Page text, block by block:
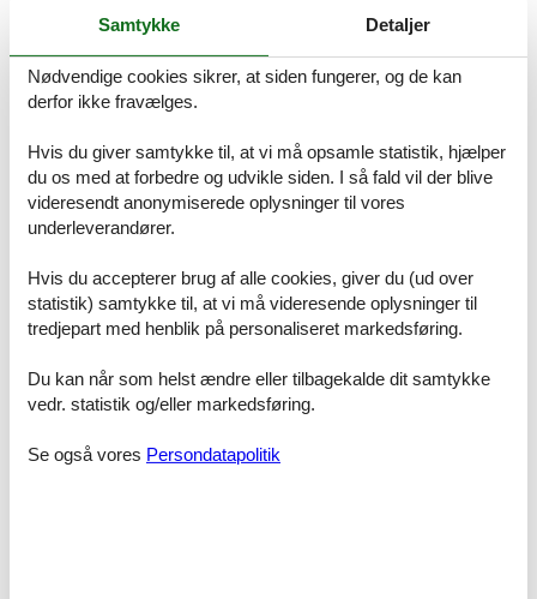
Leje af en privat feriebolig på Costa Brava - gratis fordele for
Disse fordele koster dig ingen verdens ting. Vi har prisgaranti på
alle vores ferieboliger, så vil altid få markedets billigste pris på en
privat feriebolig på Costa Brava hos Feline Holidays.
Leje af en privat feriebolig på Costa Brava - På denne måde får
du de fleste private ferieboliger til leje på Costa Brava at
vælge mellem
Jo før du går på jagt efter en privat feriebolig på Costa Brava, jo
flere vil du have at vælge mellem. Nok så væsentligt er det, at du
feriebolig på Costa Brava.
Tips til skønne ferieoplevelser
Tiptop, stranden ved ruinerne i byen er fantastisk. Små
hyggelige bugte.
Samtykke Detaljer
Nødvendige cookies sikrer, at siden fungerer, og de kan
derfor ikke fravælges.
Hvis du giver samtykke til, at vi må opsamle statistik, hjælper
du os med at forbedre og udvikle siden. I så fald vil der blive
videresendt anonymiserede oplysninger til vores
underleverandører.
Hvis du accepterer brug af alle cookies, giver du (ud over
statistik) samtykke til, at vi må videresende oplysninger til
tredjepart med henblik på personaliseret markedsføring.
Du kan når som helst ændre eller tilbagekalde dit samtykke
vedr. statistik og/eller markedsføring.
Se også vores Persondatapolitik